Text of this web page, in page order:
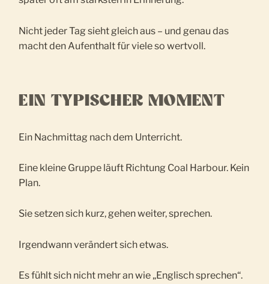
Nicht jeder Tag sieht gleich aus – und genau das
macht den Aufenthalt für viele so wertvoll.
EIN TYPISCHER MOMENT
Ein Nachmittag nach dem Unterricht.
Eine kleine Gruppe läuft Richtung Coal Harbour. Kein
Plan.
Sie setzen sich kurz, gehen weiter, sprechen.
Irgendwann verändert sich etwas.
Es fühlt sich nicht mehr an wie „Englisch sprechen“.